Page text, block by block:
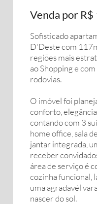
Venda por
Sofisticado
D'Deste com
regiões mais
ao Shopping e
rodovias.
O imóvel foi
conforto,
contando com 3
home office, sala
jantar integrada,
receber
área de serviço é
cozinha funcional,
uma agradavél
nascer do sol.